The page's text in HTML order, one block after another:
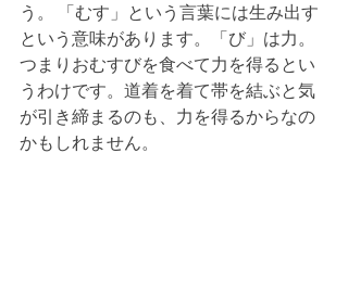
う。 「むす」という言葉には生み出す
という意味があります。「び」は力。
つまりおむすびを食べて力を得るとい
うわけです。道着を着て帯を結ぶと気
が引き締まるのも、力を得るからなの
かもしれません。